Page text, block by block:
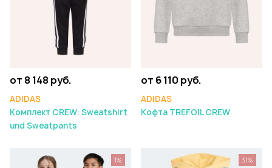
от 8 148 руб.
ADIDAS
Комплект CREW: Sweatshirt
und Sweatpants
от 6 110 руб.
ADIDAS
Кофта TREFOIL CREW
1% 31%